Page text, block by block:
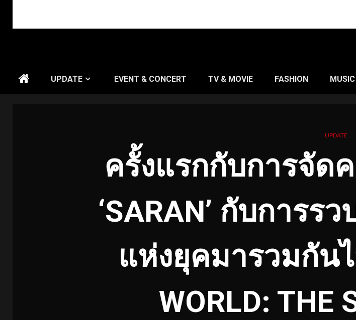
UPDATE EVENT & CONCERT TV & MOVIE FASHION MUSIC
UPDATE
ครั้งแรกกับการจัด
‘SARAN’ กับการ
แห่งยุคมารวมกัน
WORLD: THE